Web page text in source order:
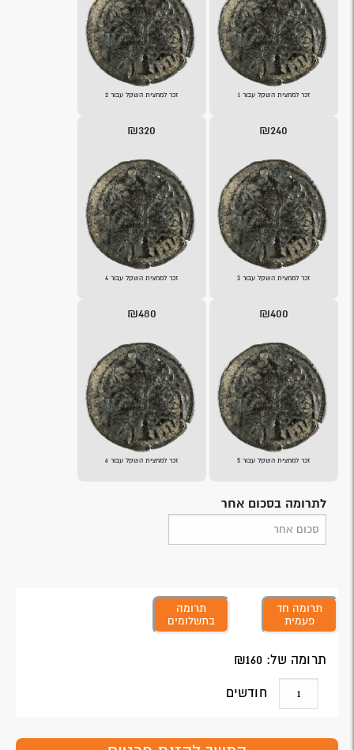
זכר למחצית השקל עבור 1 זכר למחצית השקל עבור 2
₪240
זכר למחצית השקל עבור 3
₪320
זכר למחצית השקל עבור 4
₪400
זכר למחצית השקל עבור 5
₪480
זכר למחצית השקל עבור 6
לתרומה בסכום אחר
תרומה חד
פעמית
תרומה
בתשלומים
תרומה של: ₪ 160
חודשים